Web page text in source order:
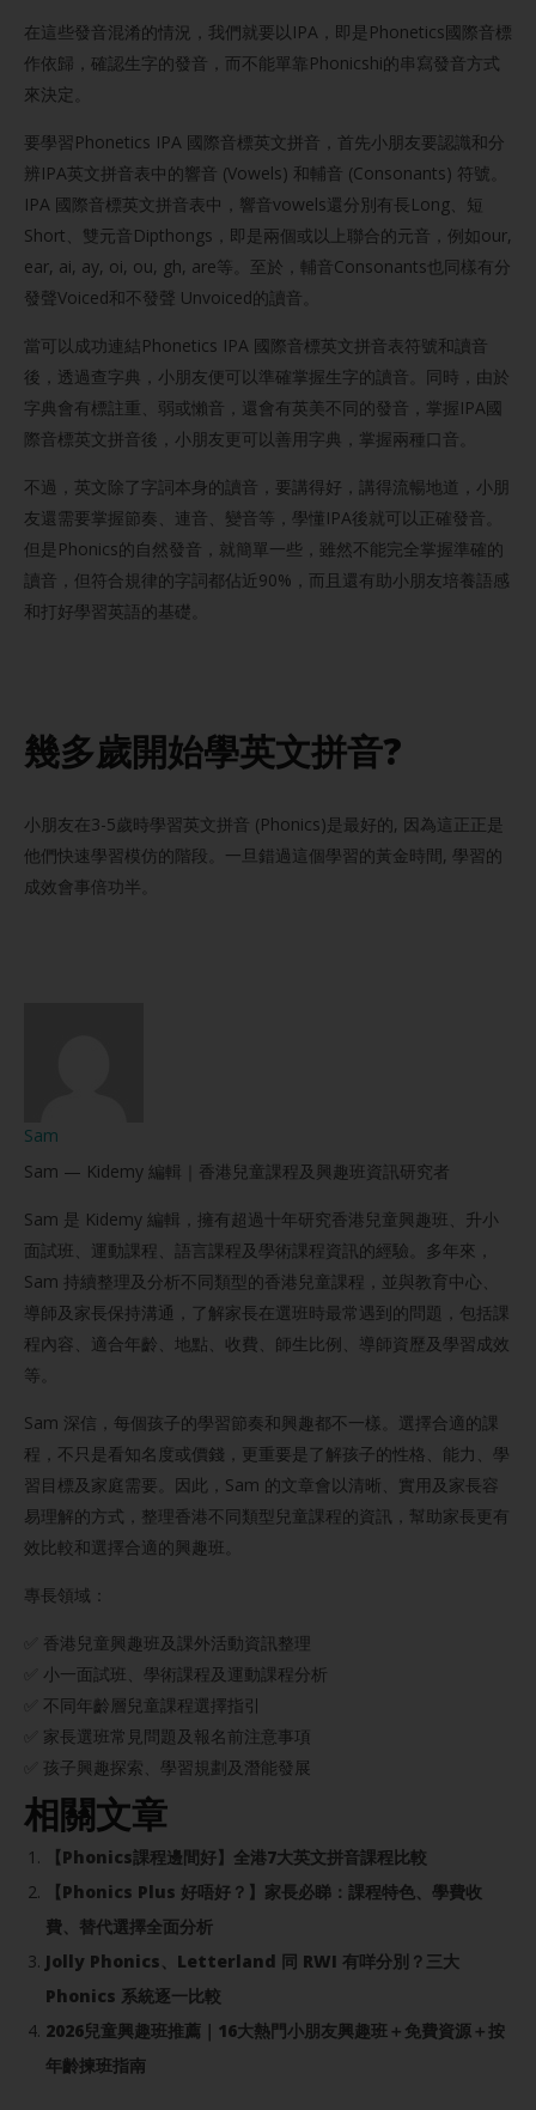
在這些發音混淆的情況，我們就要以IPA，即是Phonetics國際音標
作依歸，確認生字的發音，而不能單靠Phonicshi的串寫發音方式
來決定。
要學習Phonetics IPA 國際音標英文拼音，首先小朋友要認識和分
辨IPA英文拼音表中的響音 (Vowels) 和輔音 (Consonants) 符號。
IPA 國際音標英文拼音表中，響音vowels還分別有長Long、短
Short、雙元音Dipthongs，即是兩個或以上聯合的元音，例如our,
ear, ai, ay, oi, ou, gh, are等。至於，輔音Consonants也同樣有分
發聲Voiced和不發聲 Unvoiced的讀音。
當可以成功連結Phonetics IPA 國際音標英文拼音表符號和讀音
後，透過查字典，小朋友便可以準確掌握生字的讀音。同時，由於
字典會有標註重、弱或懶音，還會有英美不同的發音，掌握IPA國
際音標英文拼音後，小朋友更可以善用字典，掌握兩種口音。
不過，英文除了字詞本身的讀音，要講得好，講得流暢地道，小朋
友還需要掌握節奏、連音、變音等，學懂IPA後就可以正確發音。
但是Phonics的自然發音，就簡單一些，雖然不能完全掌握準確的
讀音，但符合規律的字詞都佔近90%，而且還有助小朋友培養語感
和打好學習英語的基礎。
幾多歲開始學英文拼音?
小朋友在3-5歲時學習英文拼音 (Phonics)是最好的, 因為這正正是
他們快速學習模仿的階段。一旦錯過這個學習的黃金時間, 學習的
成效會事倍功半。
Sam
Sam — Kidemy 編輯｜香港兒童課程及興趣班資訊研究者
Sam 是 Kidemy 編輯，擁有超過十年研究香港兒童興趣班、升小
面試班、運動課程、語言課程及學術課程資訊的經驗。多年來，
Sam 持續整理及分析不同類型的香港兒童課程，並與教育中心、
導師及家長保持溝通，了解家長在選班時最常遇到的問題，包括課
程內容、適合年齡、地點、收費、師生比例、導師資歷及學習成效
等。
Sam 深信，每個孩子的學習節奏和興趣都不一樣。選擇合適的課
程，不只是看知名度或價錢，更重要是了解孩子的性格、能力、學
習目標及家庭需要。因此，Sam 的文章會以清晰、實用及家長容
易理解的方式，整理香港不同類型兒童課程的資訊，幫助家長更有
效比較和選擇合適的興趣班。
專長領域：
✅ 香港兒童興趣班及課外活動資訊整理
✅ 小一面試班、學術課程及運動課程分析
✅ 不同年齡層兒童課程選擇指引
✅ 家長選班常見問題及報名前注意事項
✅ 孩子興趣探索、學習規劃及潛能發展
相關文章
【Phonics課程邊間好】全港7大英文拼音課程比較
【Phonics Plus 好唔好？】家長必睇：課程特色、學費收
費、替代選擇全面分析
Jolly Phonics、Letterland 同 RWI 有咩分別？三大
Phonics 系統逐一比較
2026兒童興趣班推薦｜16大熱門小朋友興趣班＋免費資源＋按
年齡揀班指南